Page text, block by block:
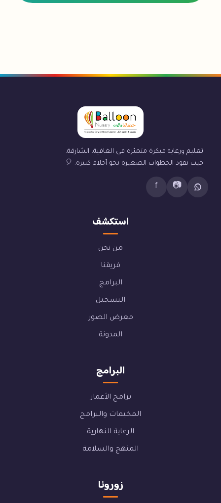
تعليم ورعاية مبكرة متميّزة في الغافية، الشارقة.
حيث تقود الخطوات الصغيرة نحو أحلام كبيرة. 🎈
f 📷
استكشف
من نحن
فريقنا
البرامج
التسجيل
معرض الصور
المدونة
البرامج
برامج الأعمار
المخيمات والبرامج
الرعاية النهارية
المنهج والسلامة
زورونا